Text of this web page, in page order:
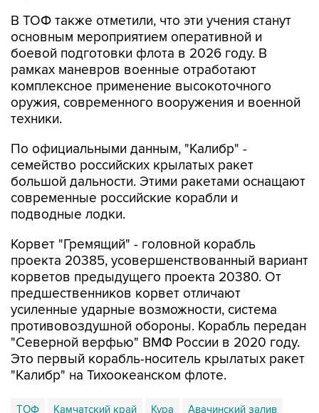
В ТОФ также отметили, что эти учения станут
основным мероприятием оперативной и
боевой подготовки флота в 2026 году. В
рамках маневров военные отработают
комплексное применение высокоточного
оружия, современного вооружения и военной
техники.
По официальными данным, "Калибр" -
семейство российских крылатых ракет
большой дальности. Этими ракетами оснащают
современные российские корабли и
подводные лодки.
Корвет "Гремящий" - головной корабль
проекта 20385, усовершенствованный вариант
корветов предыдущего проекта 20380. От
предшественников корвет отличают
усиленные ударные возможности, система
противовоздушной обороны. Корабль передан
"Северной верфью" ВМФ России в 2020 году.
Это первый корабль-носитель крылатых ракет
"Калибр" на Тихоокеанском флоте.
ТОФ Камчатский край Кура Авачинский залив